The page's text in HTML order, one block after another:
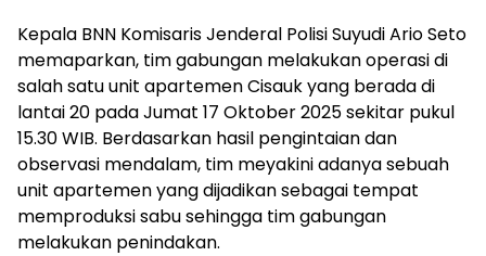
Kepala BNN Komisaris Jenderal Polisi Suyudi Ario Seto
memaparkan, tim gabungan melakukan operasi di
salah satu unit apartemen Cisauk yang berada di
lantai 20 pada Jumat 17 Oktober 2025 sekitar pukul
15.30 WIB. Berdasarkan hasil pengintaian dan
observasi mendalam, tim meyakini adanya sebuah
unit apartemen yang dijadikan sebagai tempat
memproduksi sabu sehingga tim gabungan
melakukan penindakan.